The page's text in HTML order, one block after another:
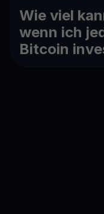
Wie viel
wenn ich
Bitcoin